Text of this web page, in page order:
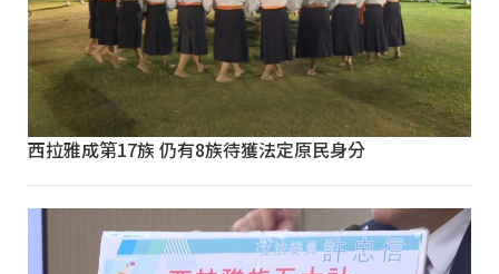
西拉雅成第17族 仍有8族待獲法定原民身分